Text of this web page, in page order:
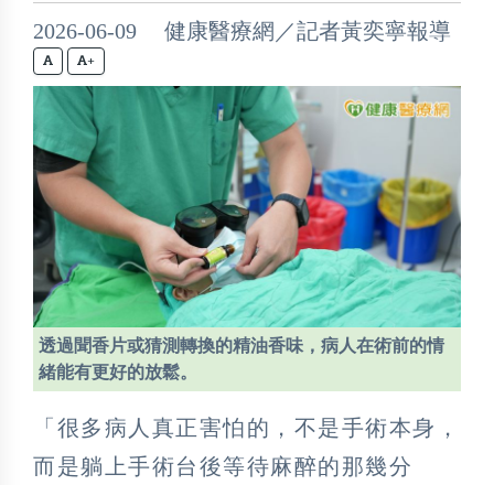
2026-06-09 健康醫療網／記者黃奕寧報導
+
透過聞香片或猜測轉換的精油香味，病人在術前的情
緒能有更好的放鬆。
「很多病人真正害怕的，不是手術本身，
而是躺上手術台後等待麻醉的那幾分